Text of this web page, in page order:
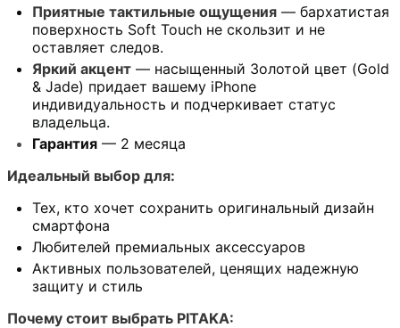
Приятные тактильные ощущения — бархатистая
поверхность Soft Touch не скользит и не
оставляет следов.
Яркий акцент — насыщенный Золотой цвет (Gold
& Jade) придает вашему iPhone
индивидуальность и подчеркивает статус
владельца.
Гарантия — 2 месяца
Идеальный выбор для:
Тех, кто хочет сохранить оригинальный дизайн
смартфона
Любителей премиальных аксессуаров
Активных пользователей, ценящих надежную
защиту и стиль
Почему стоит выбрать PITAKA: